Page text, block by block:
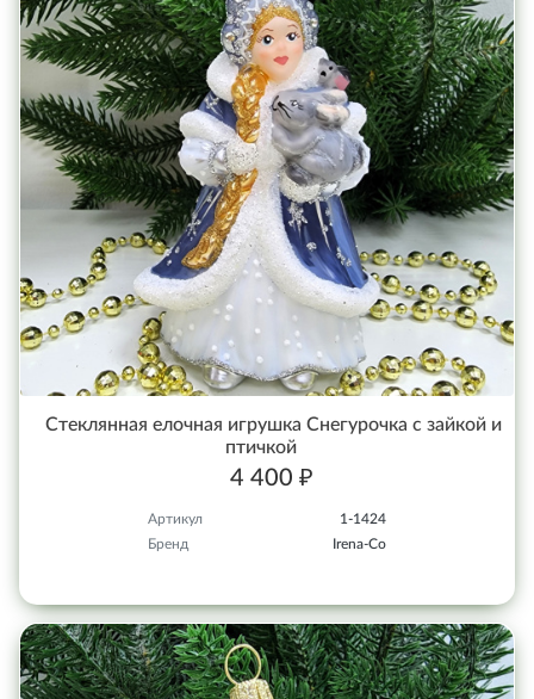
Стеклянная елочная игрушка Снегурочка с зайкой и
птичкой
4 400 ₽
Артикул
1-1424
Бренд
Irena-Co